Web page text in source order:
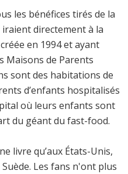
les bénéfices tirés de la
directement à la
en 1994 et ayant
Maisons de Parents
sont des habitations de
d’enfants hospitalisés
où leurs enfants sont
du géant du fast-food.
livre qu’aux États-Unis,
Les fans n'ont plus